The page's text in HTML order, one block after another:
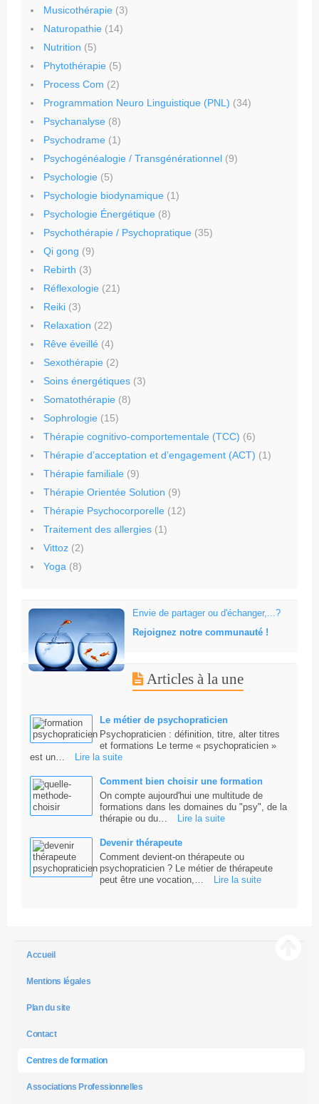
Musicothérapie (3)
Naturopathie (14)
Nutrition (5)
Phytothérapie (5)
Process Com (2)
Programmation Neuro Linguistique (PNL) (34)
Psychanalyse (8)
Psychodrame (1)
Psychogénéalogie / Transgénérationnel (9)
Psychologie (5)
Psychologie biodynamique (1)
Psychologie Énergétique (8)
Psychothérapie / Psychopratique (35)
Qi gong (9)
Rebirth (3)
Réflexologie (21)
Reiki (3)
Relaxation (22)
Rêve éveillé (4)
Sexothérapie (2)
Soins énergétiques (3)
Somatothérapie (8)
Sophrologie (15)
Thérapie cognitivo-comportementale (TCC) (6)
Thérapie d’acceptation et d’engagement (ACT) (1)
Thérapie familiale (9)
Thérapie Orientée Solution (9)
Thérapie Psychocorporelle (12)
Traitement des allergies (1)
Vittoz (2)
Yoga (8)
Envie de partager ou d'échanger,...?
Rejoignez notre communauté !
Articles à la une
Le métier de psychopraticien
Psychopraticien : définition, titre, alter titres
et formations Le terme « psychopraticien »
est un…
Lire la suite
Comment bien choisir une formation
On compte aujourd'hui une multitude de
formations dans les domaines du "psy", de la
thérapie ou du…
Lire la suite
Devenir thérapeute
Comment devient-on thérapeute ou
psychopraticien ? Le métier de thérapeute
peut être une vocation,…
Lire la suite
Accueil
Mentions légales
Plan du site
Contact
Centres de formation
Associations Professionnelles